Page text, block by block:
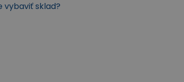
vybaviť sklad?